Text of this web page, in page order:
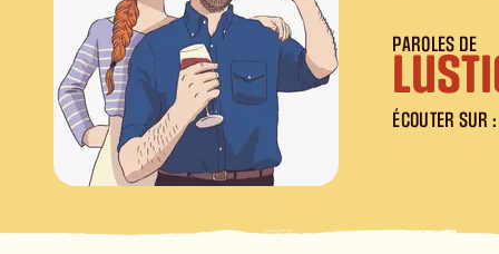
PAROLES DE
ÉCOUTER SUR :